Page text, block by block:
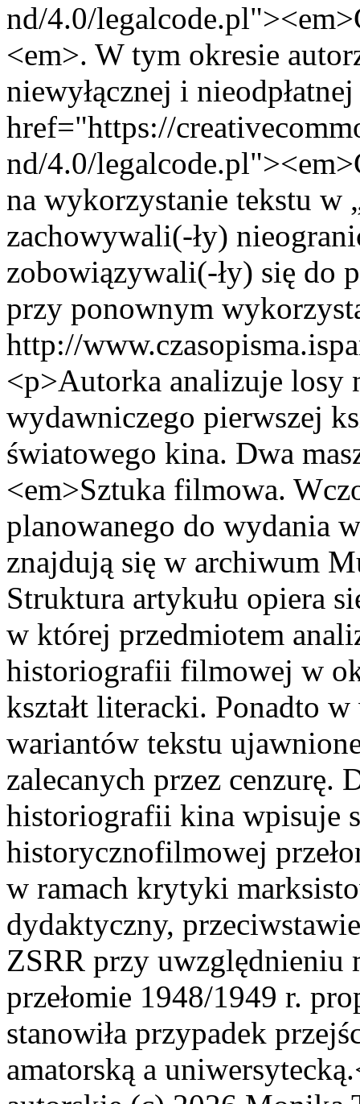
nd/4.0/
<em>. W tym okresie
niewyłącznej i
href="https://
nd/4.0/
na wykorzystanie tekstu
zachowywali(-ły)
zobowiązywali(-ły) się do
przy ponownym
http://
<p>Autorka analizuje losy
wydawniczego pierwszej
światowego kina. Dwa
<em>Sztuka filmowa.
planowanego do wydania
znajdują się w archiwum
Struktura artykułu opiera
w której przedmiotem
historiografii filmowej w
kształt literacki. Ponadto
wariantów tekstu
zalecanych przez cenzurę.
historiografii kina wpisuje
historycznofilmowej
w ramach krytyki
dydaktyczny,
ZSRR przy uwzględnieniu
przełomie 1948/1949 r.
stanowiła przypadek
amatorską a